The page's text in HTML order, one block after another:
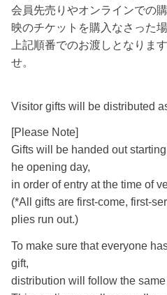
会員先売りやオンラインでの
映のチケットを購入なさった
上記順番でのお渡しとなりま
せ。
Visitor gifts will be distributed
[Please Note]
Gifts will be handed out
he opening day,
in order of entry at the time of
(*All gifts are first-come, first-
plies run out.)
To make sure that everyone
gift,
distribution will follow the